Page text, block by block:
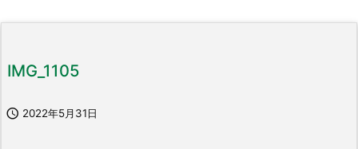
IMG_1105
 2022年5月31日